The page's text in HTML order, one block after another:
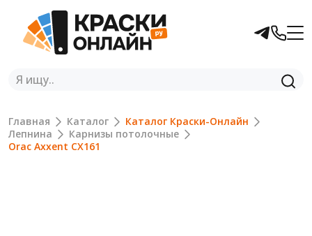
Главная Каталог
Каталог Краски-Онлайн
Лепнина
Карнизы потолочные
Orac Axxent CX161